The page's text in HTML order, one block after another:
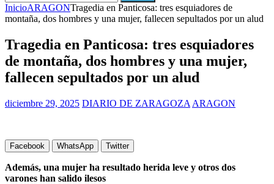
InicioARAGONTragedia en Panticosa: tres esquiadores de
montaña, dos hombres y una mujer, fallecen sepultados por un alud
Tragedia en Panticosa: tres esquiadores
de montaña, dos hombres y una mujer,
fallecen sepultados por un alud
diciembre 29, 2025 DIARIO DE ZARAGOZA ARAGON
Facebook WhatsApp Twitter
Además, una mujer ha resultado herida leve y otros dos
varones han salido ilesos